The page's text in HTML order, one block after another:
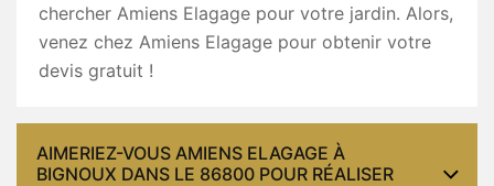
chercher Amiens Elagage pour votre jardin. Alors,
venez chez Amiens Elagage pour obtenir votre
devis gratuit !
AIMERIEZ-VOUS AMIENS ELAGAGE À
BIGNOUX DANS LE 86800 POUR RÉALISER